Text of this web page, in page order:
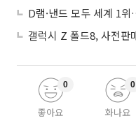
좋아요
0
화나요
0